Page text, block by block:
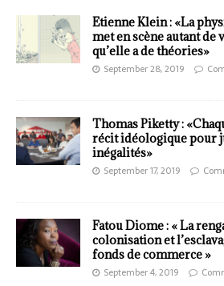
Etienne Klein : «La
met en scène autant
qu’elle a de théories»
September 28, 2019
Thomas Piketty :
récit idéologique pour
inégalités»
September 17, 2019
Fatou Diome : « La
colonisation et
fonds de commerce »
September 4, 2019